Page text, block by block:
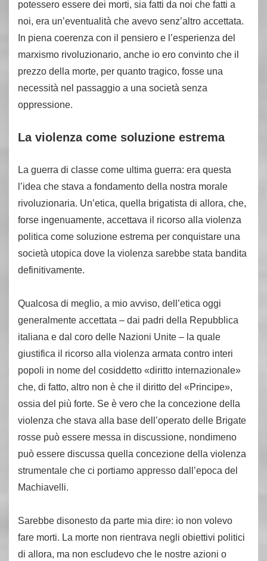
potessero essere dei morti, sia fatti da noi che fatti a
noi, era un’eventualità che avevo senz’altro accettata.
In piena coerenza con il pensiero e l’esperienza del
marxismo rivoluzionario, anche io ero convinto che il
prezzo della morte, per quanto tragico, fosse una
necessità nel passaggio a una società senza
oppressione.
La violenza come soluzione estrema
La guerra di classe come ultima guerra: era questa
l’idea che stava a fondamento della nostra morale
rivoluzionaria. Un’etica, quella brigatista di allora, che,
forse ingenuamente, accettava il ricorso alla violenza
politica come soluzione estrema per conquistare una
società utopica dove la violenza sarebbe stata bandita
definitivamente.
Qualcosa di meglio, a mio avviso, dell’etica oggi
generalmente accettata – dai padri della Repubblica
italiana e dal coro delle Nazioni Unite – la quale
giustifica il ricorso alla violenza armata contro interi
popoli in nome del cosiddetto «diritto internazionale»
che, di fatto, altro non è che il diritto del «Principe»,
ossia del più forte. Se è vero che la concezione della
violenza che stava alla base dell’operato delle Brigate
rosse può essere messa in discussione, nondimeno
può essere discussa quella concezione della violenza
strumentale che ci portiamo appresso dall’epoca del
Machiavelli.
Sarebbe disonesto da parte mia dire: io non volevo
fare morti. La morte non rientrava negli obiettivi politici
di allora, ma non escludevo che le nostre azioni o